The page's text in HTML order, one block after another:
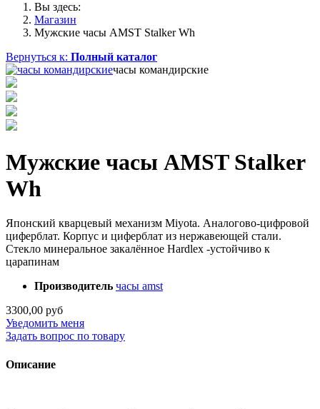
Вы здесь:
Магазин
Мужские часы AMST Stalker Wh
Вернуться к: Полный каталог
часы командирские
Мужские часы AMST Stalker
Wh
Японский кварцевый механизм Miyota. Аналогово-цифровой
циферблат. Корпус и циферблат из нержавеющей стали.
Стекло минеральное закалённое Hardlex -устойчиво к
царапинам
Производитель часы amst
3300,00 руб
Уведомить меня
Задать вопрос по товару
Описание